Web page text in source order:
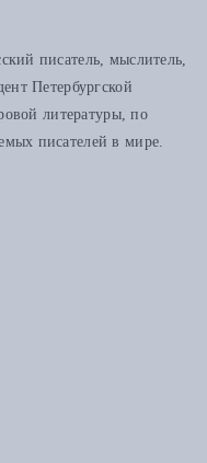
писатель, мыслитель,
Петербургской
литературы, по
писателей в мире.